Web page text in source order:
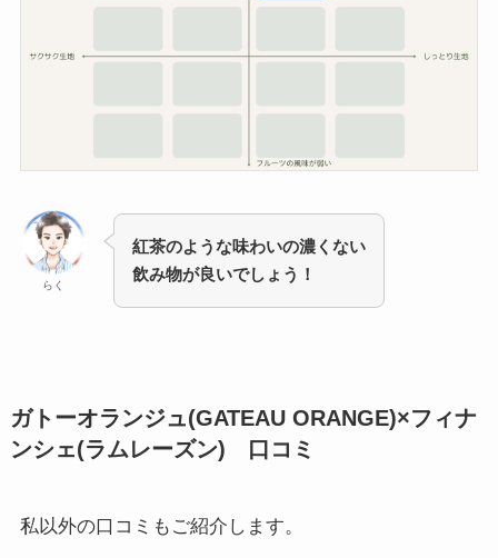
らく
紅茶のような味わいの濃くない
飲み物が良いでしょう！
ガトーオランジュ(GATEAU ORANGE)×フィナ
ンシェ(ラムレーズン) 口コミ
私以外の口コミもご紹介します。